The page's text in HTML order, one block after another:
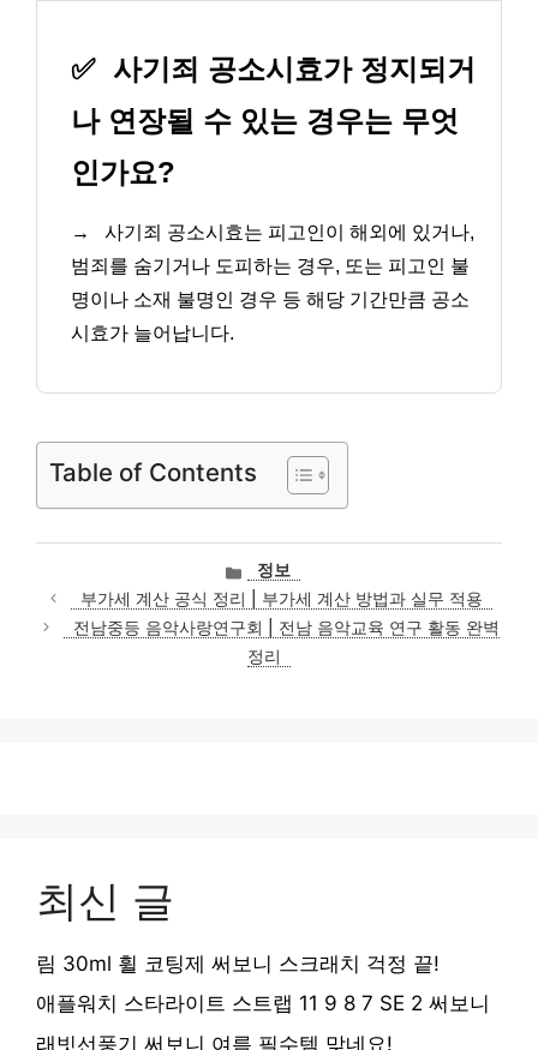
✅ 사기죄 공소시효가 정지되거
나 연장될 수 있는 경우는 무엇
인가요?
→
사기죄 공소시효는 피고인이 해외에 있거나,
범죄를 숨기거나 도피하는 경우, 또는 피고인 불
명이나 소재 불명인 경우 등 해당 기간만큼 공소
시효가 늘어납니다.
Table of Contents
카
테
고
리
정보
부가세 계산 공식 정리 | 부가세 계산 방법과 실무 적용
전남중등 음악사랑연구회 | 전남 음악교육 연구 활동 완벽
정리
최신 글
림 30ml 휠 코팅제 써보니 스크래치 걱정 끝!
애플워치 스타라이트 스트랩 11 9 8 7 SE 2 써보니
래빗선풍기 써보니 여름 필수템 맞네요!